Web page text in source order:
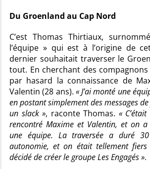
Du Groenland au Cap Nord
C’est Thomas Thirtiaux,
l’équipe » qui est à l’origine de
dernier souhaitait traverser le
tout. En cherchant des
par hasard la connaissance de
Valentin (28 ans). « J’ai monté une
en postant simplement des messages
un slack », raconte Thomas. «
rencontré Maxime et Valentin, et on
une équipe. La traversée a duré
autonomie, et on était tellement fiers
décidé de créer le groupe Les Engagés ».